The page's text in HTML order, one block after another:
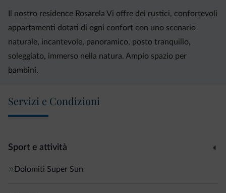
Il nostro residence Rosarela Vi offre dei rustici, confortevoli
appartamenti dotati di ogni confort con uno scenario
naturale, incantevole, panoramico, posto tranquillo,
soleggiato, immerso nella natura. Ampio spazio per
bambini.
Servizi e Condizioni
Sport e attività
Dolomiti Super Sun